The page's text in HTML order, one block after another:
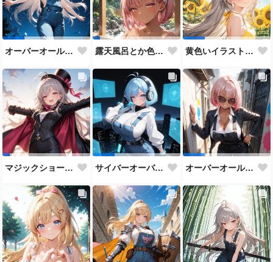
オーバーオールと満月まとめ♡ 露天風呂とか色々♡ 黄色いイラストたち♡
マジックショーとか色々♡ サイバーオーバーオールまとめ♡ オーバーオールエージェントさんたち♡